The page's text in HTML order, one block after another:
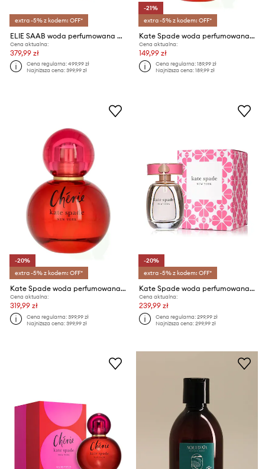
extra -5% z kodem: OFF*
ELIE SAAB woda perfumowana ES Elixir Love EDP 50ml
Cena aktualna:
379,99 zł
Cena regularna:499,99 zł
Najniższa cena:399,99 zł
-21%
extra -5% z kodem: OFF*
Kate Spade woda perfumowana Cherie 40 ml
Cena aktualna:
149,99 zł
Cena regularna:189,99 zł
Najniższa cena:189,99 zł
-20%
extra -5% z kodem: OFF*
Kate Spade woda perfumowana Cherie 100 ml
Cena aktualna:
319,99 zł
Cena regularna:399,99 zł
Najniższa cena:399,99 zł
-20%
extra -5% z kodem: OFF*
Kate Spade woda perfumowana Kate Spade 60 ml
Cena aktualna:
239,99 zł
Cena regularna:299,99 zł
Najniższa cena:299,99 zł